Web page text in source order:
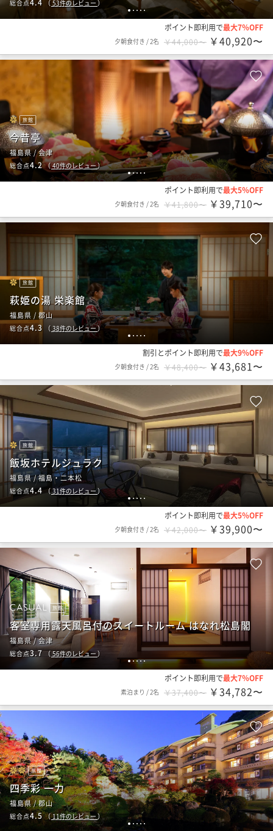
1 2 345
総合点4.4 （ 53件のレビュー ）
ポイント即利用で最大7％OFF
夕朝食付き /2名 ￥44,000〜 ￥40,920〜
123 4 5
旅館
今昔亭
福島県 / 会津
総合点4.2（40件のレビュー）
ポイント即利用で最大5％OFF
夕朝食付き /2名 ￥41,800〜 ￥39,710〜
1 2 3 4 5
旅館
萩姫の湯 栄楽館
福島県 / 郡山
総合点4.3 （ 38件のレビュー）
割引とポイント即利用で最大9％OFF
夕朝食付き /2名 ￥48,400〜 ￥43,681〜
1234 5
旅館
飯坂ホテルジュラク
福島県 / 福島・二本松
総合点4.4 （31件のレビュー ）
ポイント即利用で最大5％OFF
夕朝食付き /2名 ￥42,000〜 ￥39,900〜
12345
旅館
客室専用露天風呂付のスイートルーム はなれ松島閣
福島県 / 会津
総合点3.7（56件のレビュー）
ポイント即利用で最大7％OFF
素泊まり /2名 ￥37,400〜 ￥34,782〜
1 2 345
旅館
四季彩 一力
福島県 / 郡山
総合点4.5（11件のレビュー）